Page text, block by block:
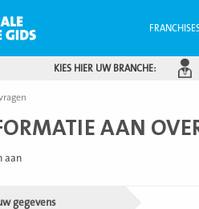
KIES HIER UW BRANCHE:
AAN
aan
gegevens